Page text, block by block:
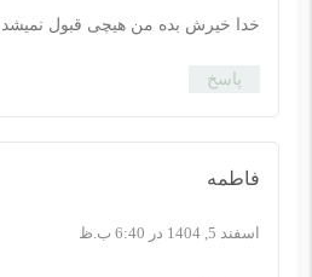
خدا خیرش بده من هیچی قبول
پاسخ
فاطمه
اسفند 5, 1404 در 6:40 ب.ظ